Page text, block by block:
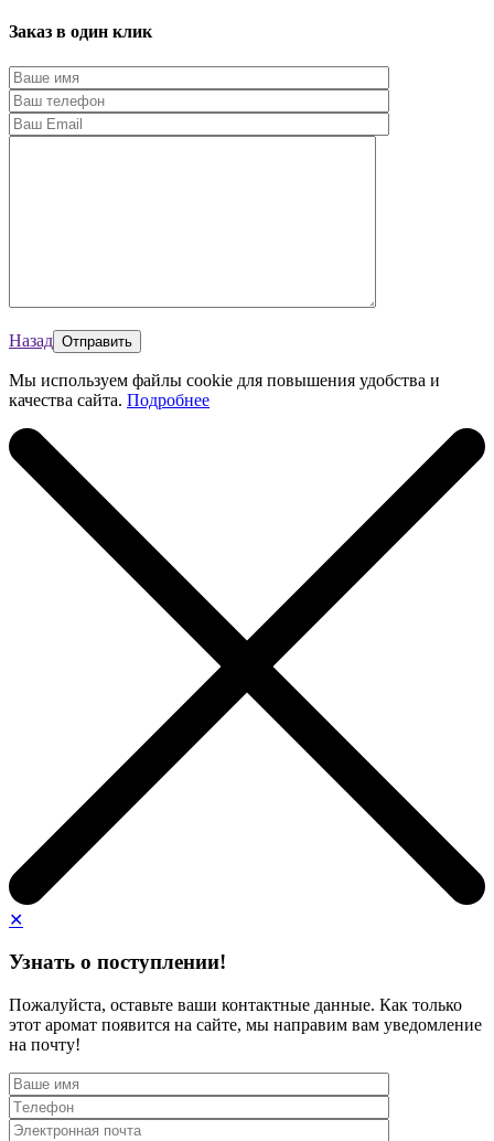
Заказ в один клик
Назад
Мы используем файлы cookie для повышения удобства и
качества сайта. Подробнее
✕
Узнать о поступлении!
Пожалуйста, оставьте ваши контактные данные. Как только
этот аромат появится на сайте, мы направим вам уведомление
на почту!